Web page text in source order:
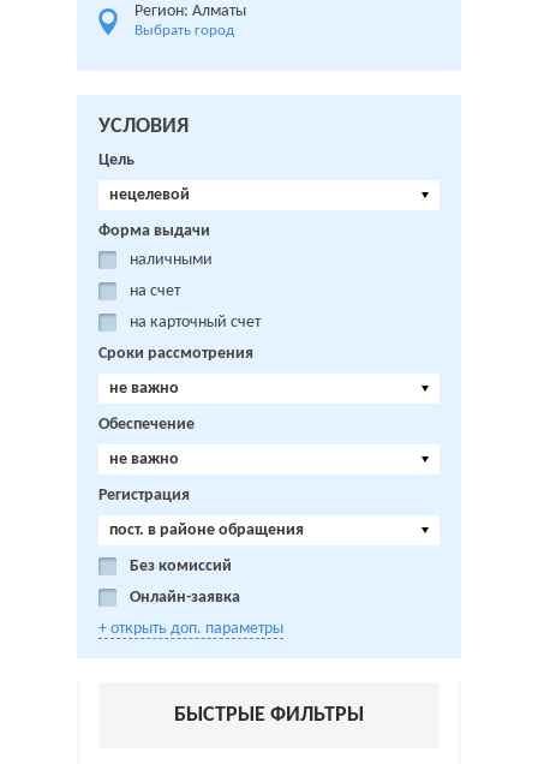
Регион: Алматы
Выбрать город
УСЛОВИЯ
Цель
нецелевой
Форма выдачи
наличными
на счет
на карточный счет
Сроки рассмотрения
не важно
Обеспечение
не важно
Регистрация
пост. в районе обращения
Без комиссий
Онлайн-заявка
+ открыть доп. параметры
БЫСТРЫЕ ФИЛЬТРЫ